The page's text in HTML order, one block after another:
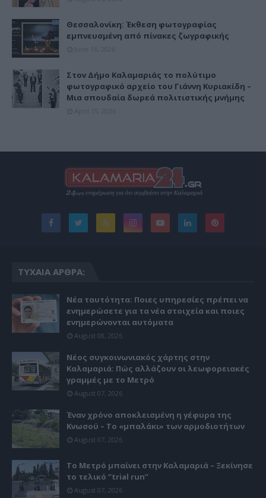
Θεσσαλονίκη: Έκθεση φωτογραφίας
εμπνευσμένη από πίνακες ζωγραφικής
Στον Δήμο Καλαμαριάς το πολύτιμο
φωτογραφικό αρχείο του Γιάννη Κυριακίδη –
Μια σπουδαία δωρεά πολιτιστικής μνήμης
ΤΥΧΑΊΑ ΆΡΘΡΑ:
Νέα ταυτότητα: Ποιες υπηρεσίες πρέπει να
ενημερώσετε για τα νέα στοιχεία και ποιες
ενημερώνονται αυτόματα
August 08, 2026
Νέος συγκοινωνιακός χάρτης στην
Καλαμαριά: Πώς αλλάζουν οι λεωφορειακές
γραμμές με το Μετρό
August 07, 2026
Έναν χρόνο αποκλεισμένη η γέφυρα της
Κνωσού – Το «μπαλάκι» των αρμοδιοτήτων
August 07, 2026
Το Μετρό μπαίνει στην Καλαμαριά – Ξεκίνησε
το τελικό “trial run”
August 07, 2026